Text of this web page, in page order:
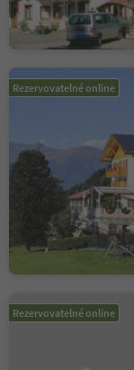
Rezervovatelné online
Rezervovatelné online